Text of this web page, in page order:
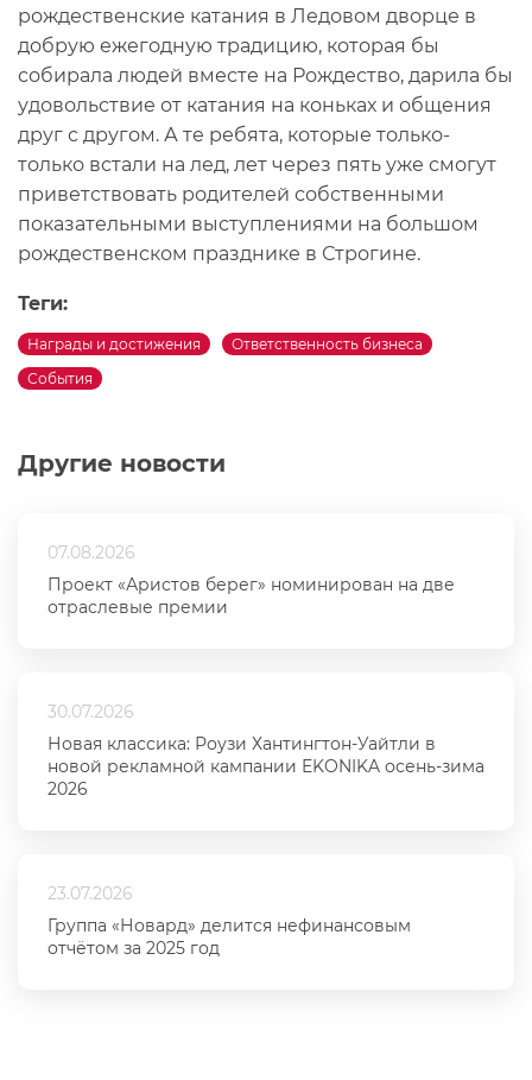
Другие новости
07.08.2026
Проект «Аристов берег» номинирован на две
отраслевые премии
30.07.2026
Новая классика: Роузи Хантингтон-Уайтли в
новой рекламной кампании EKONIKA осень-зима
2026
23.07.2026
Группа «Новард» делится нефинансовым
отчётом за 2025 год
рождественские катания в Ледовом дворце в
добрую ежегодную традицию, которая бы
собирала людей вместе на Рождество, дарила бы
удовольствие от катания на коньках и общения
друг с другом. А те ребята, которые только-
только встали на лед, лет через пять уже смогут
приветствовать родителей собственными
показательными выступлениями на большом
рождественском празднике в Строгине.
Теги:
Награды и достижения
Ответственность бизнеса
События